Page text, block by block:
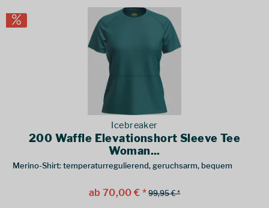
Icebreaker
200 Waffle Elevationshort Sleeve Tee
Woman...
Merino-Shirt: temperaturregulierend, geruchsarm, bequem
ab 70,00 € * 99,95 € *